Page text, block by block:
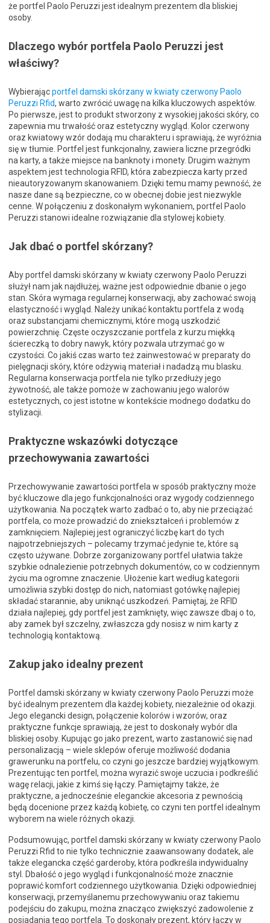
że portfel Paolo Peruzzi jest idealnym prezentem dla bliskiej
osoby.
Dlaczego wybór portfela Paolo Peruzzi jest
właściwy?
Wybierającportfel damski skórzany w kwiaty czerwony Paolo
Peruzzi Rfid, warto zwrócić uwagę na kilka kluczowych aspektów.
Po pierwsze, jest to produkt stworzony z wysokiej jakości skóry, co
zapewnia mu trwałość oraz estetyczny wygląd. Kolor czerwony
oraz kwiatowy wzór dodają mu charakteru i sprawiają, że wyróżnia
się w tłumie. Portfel jest funkcjonalny, zawiera liczne przegródki
na karty, a także miejsce na banknoty i monety. Drugim ważnym
aspektem jest technologia RFID, która zabezpiecza karty przed
nieautoryzowanym skanowaniem. Dzięki temu mamy pewność, że
nasze dane są bezpieczne, co w obecnej dobie jest niezwykle
cenne. W połączeniu z doskonałym wykonaniem, portfel Paolo
Peruzzi stanowi idealne rozwiązanie dla stylowej kobiety.
Jak dbać o portfel skórzany?
Aby portfel damski skórzany w kwiaty czerwony Paolo Peruzzi
służył nam jak najdłużej, ważne jest odpowiednie dbanie o jego
stan. Skóra wymaga regularnej konserwacji, aby zachować swoją
elastyczność i wygląd. Należy unikać kontaktu portfela z wodą
oraz substancjami chemicznymi, które mogą uszkodzić
powierzchnię. Częste oczyszczanie portfela z kurzu miękką
ściereczką to dobry nawyk, który pozwala utrzymać go w
czystości. Co jakiś czas warto też zainwestować w preparaty do
pielęgnacji skóry, które odżywią materiał i nadadzą mu blasku.
Regularna konserwacja portfela nie tylko przedłuży jego
żywotność, ale także pomoże w zachowaniu jego walorów
estetycznych, co jest istotne w kontekście modnego dodatku do
stylizacji.
Praktyczne wskazówki dotyczące
przechowywania zawartości
Przechowywanie zawartości portfela w sposób praktyczny może
być kluczowe dla jego funkcjonalności oraz wygody codziennego
użytkowania. Na początek warto zadbać o to, aby nie przeciążać
portfela, co może prowadzić do zniekształceń i problemów z
zamknięciem. Najlepiej jest ograniczyć liczbę kart do tych
najpotrzebniejszych – polecamy trzymać jedynie te, które są
często używane. Dobrze zorganizowany portfel ułatwia także
szybkie odnalezienie potrzebnych dokumentów, co w codziennym
życiu ma ogromne znaczenie. Ułożenie kart według kategorii
umożliwia szybki dostęp do nich, natomiast gotówkę najlepiej
składać starannie, aby uniknąć uszkodzeń. Pamiętaj, że RFID
działa najlepiej, gdy portfel jest zamknięty, więc zawsze dbaj o to,
aby zamek był szczelny, zwłaszcza gdy nosisz w nim karty z
technologią kontaktową.
Zakup jako idealny prezent
Portfel damski skórzany w kwiaty czerwony Paolo Peruzzi może
być idealnym prezentem dla każdej kobiety, niezależnie od okazji.
Jego elegancki design, połączenie kolorów i wzorów, oraz
praktyczne funkcje sprawiają, że jest to doskonały wybór dla
bliskiej osoby. Kupując go jako prezent, warto zastanowić się nad
personalizacją – wiele sklepów oferuje możliwość dodania
grawerunku na portfelu, co czyni go jeszcze bardziej wyjątkowym.
Prezentując ten portfel, można wyrazić swoje uczucia i podkreślić
wagę relacji, jakie z kimś się łączy. Pamiętajmy także, że
praktyczne, a jednocześnie eleganckie akcesoria z pewnością
będą docenione przez każdą kobietę, co czyni ten portfel idealnym
wyborem na wiele różnych okazji.
Podsumowując, portfel damski skórzany w kwiaty czerwony Paolo
Peruzzi Rfid to nie tylko technicznie zaawansowany dodatek, ale
także elegancka część garderoby, która podkreśla indywidualny
styl. Dbałość o jego wygląd i funkcjonalność może znacznie
poprawić komfort codziennego użytkowania. Dzięki odpowiedniej
konserwacji, przemyślanemu przechowywaniu oraz takiemu
podejściu do zakupu, można znacząco zwiększyć zadowolenie z
posiadania tego portfela. To doskonały prezent, który łączy w